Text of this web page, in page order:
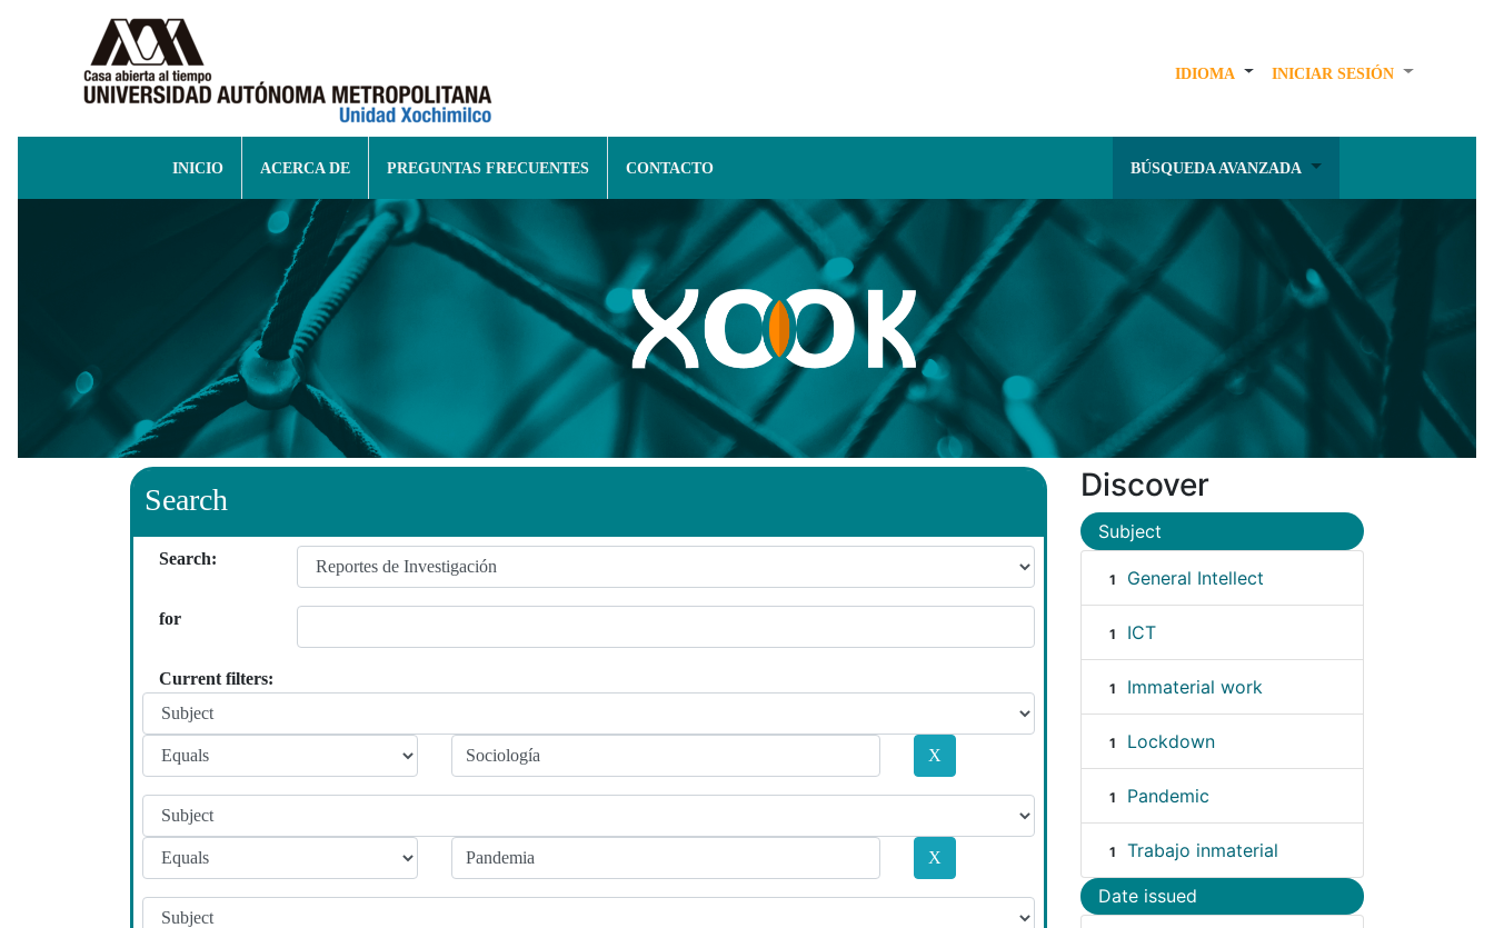
IDIOMA INICIAR SESIÓN
INICIO ACERCA DE PREGUNTAS FRECUENTES CONTACTO BÚSQUEDA AVANZADA
Search
Search:
for
Current filters:
Discover
Subject
1 General Intellect
1 ICT
1 Immaterial work
1 Lockdown
1 Pandemic
1 Trabajo inmaterial
Date issued